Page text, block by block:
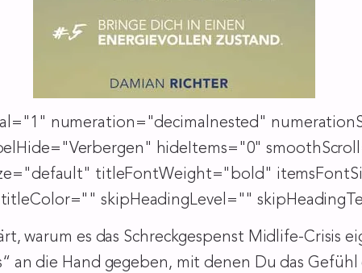
numeration="decimalnested"
hideItems="0"
titleFontWeight="bold"
skipHeadingLevel=""
warum es das Schreckgespenst Midlife-Crisis
an die Hand gegeben, mit denen Du das